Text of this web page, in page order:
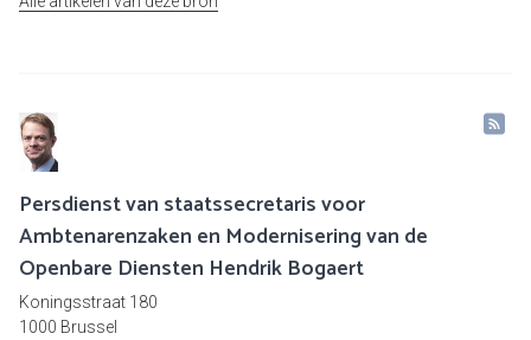
Persdienst van staatssecretaris voor
Ambtenarenzaken en Modernisering van de
Openbare Diensten Hendrik Bogaert
Koningsstraat 180
1000 Brussel